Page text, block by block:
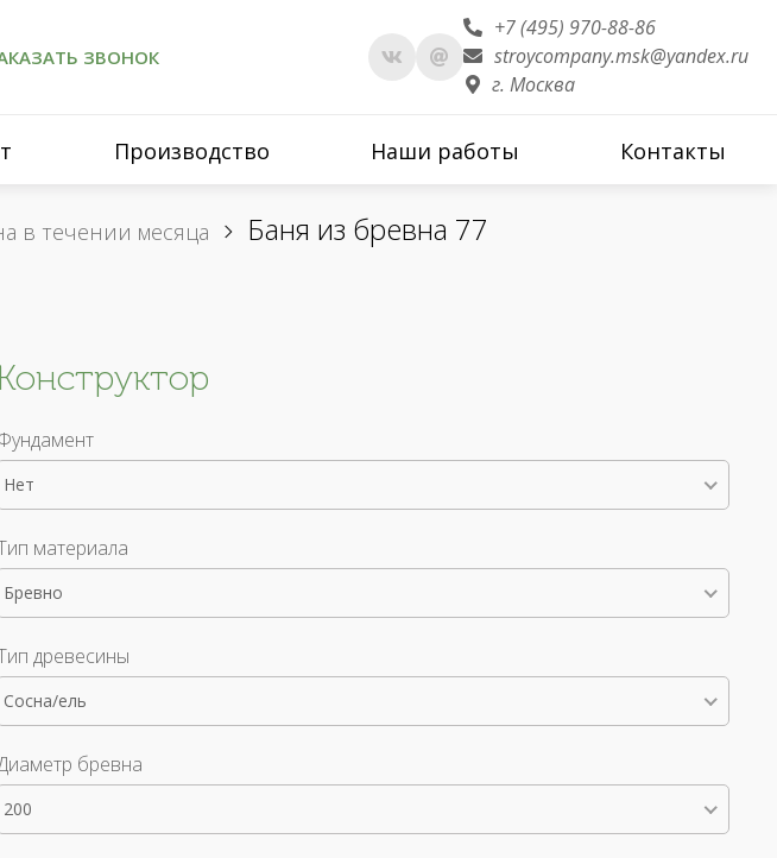
ЗВОНОК
+7 (495) 970-88-86
stroycompany.msk@yandex.ru
г. Москва
Производство Наши работы Контакты
в течении месяца Баня из бревна 77
Нет
материала
Бревно
древесины
Сосна/ель
бревна
200